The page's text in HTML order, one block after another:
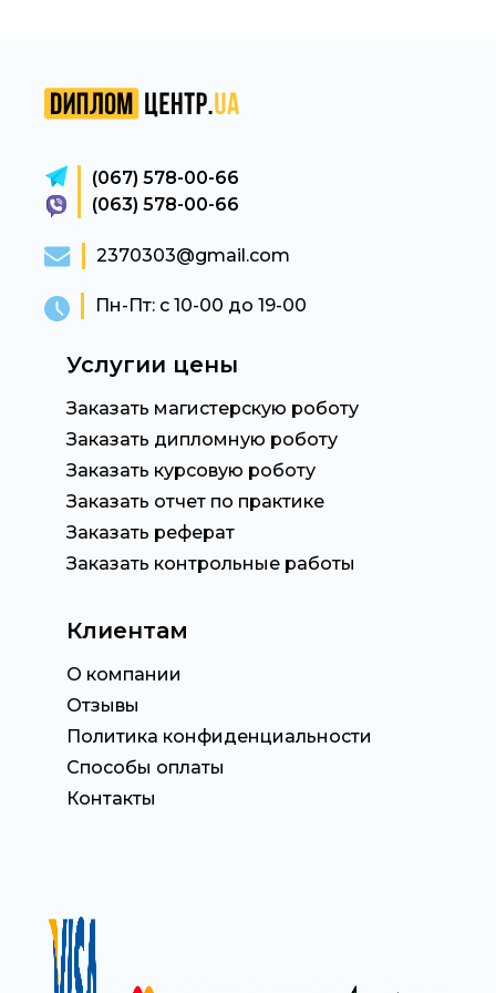
(067) 578-00-66
(063) 578-00-66
2370303@gmail.com
Пн-Пт: с 10-00 до 19-00
Услугии цены
Заказать магистерскую роботу
Заказать дипломную роботу
Заказать курсовую роботу
Заказать отчет по практике
Заказать реферат
Заказать контрольные работы
Клиентам
О компании
Отзывы
Политика конфиденциальности
Способы оплаты
Контакты